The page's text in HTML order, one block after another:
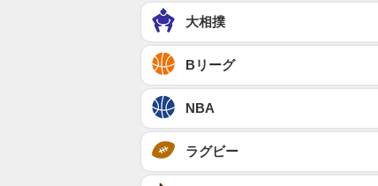
大相撲
Bリーグ
NBA
ラグビー